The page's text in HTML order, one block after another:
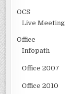
OCS
Live Meeting
Office
Infopath
Office 2007
Office 2010